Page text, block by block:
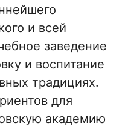
и всей
заведение
и воспитание
традициях.
для
академию